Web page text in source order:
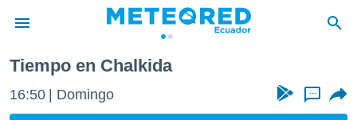
de
Tiempo en Chalkida
16:50 Domingo ...